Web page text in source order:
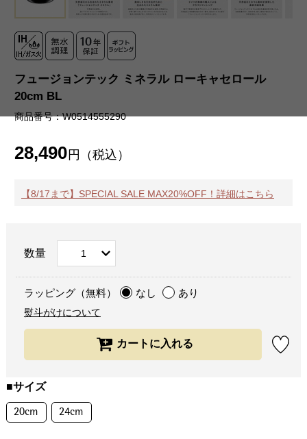
フュージョンテック ミネラル ローキャセロール
20cm BL
商品番号：W0514555290
28,490 円（税込）
【8/17まで】SPECIAL SALE MAX20%OFF！詳細はこちら
数量
ラッピング（無料） なし あり
熨斗がけについて
■サイズ
20cm 24cm